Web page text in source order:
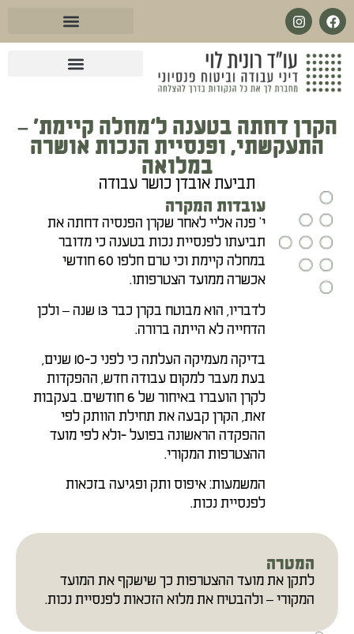
לתוכן
הקרן דחתה בטענה ל‘מחלה קיימת’ –
התעקשתי, ופנסיית הנכות אושרה
במלואה
תביעת אובדן כושר עבודה
עובדות המקרה
י' פנה אליי לאחר שקרן הפנסיה דחתה את
תביעתו לפנסיית נכות בטענה כי מדובר
במחלה קיימת וכי טרם חלפו 60 חודשי
אכשרה ממועד הצטרפותו.
לדבריו, הוא מבוטח בקרן כבר 13 שנה – ולכן
הדחייה לא הייתה ברורה.
בדיקה מעמיקה העלתה כי לפני כ-10 שנים,
בעת מעבר למקום עבודה חדש, ההפקדות
לקרן הועברו באיחור של 6 חודשים. בעקבות
זאת, הקרן קבעה את תחילת הוותק לפי
ההפקדה הראשונה בפועל -ולא לפי מועד
ההצטרפות המקורי.
המשמעות: איפוס ותק ופגיעה בזכאות
לפנסיית נכות.
המטרה
לתקן את מועד ההצטרפות כך שישקף את המועד
המקורי – ולהבטיח את מלוא הזכאות לפנסיית נכות.